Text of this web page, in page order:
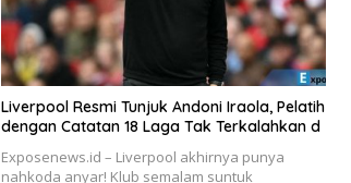
Liverpool Resmi Tunjuk Andoni Iraola, Pelatih
dengan Catatan 18 Laga Tak Terkalahkan d
Exposenews.id – Liverpool akhirnya punya
nahkoda anyar! Klub semalam suntuk